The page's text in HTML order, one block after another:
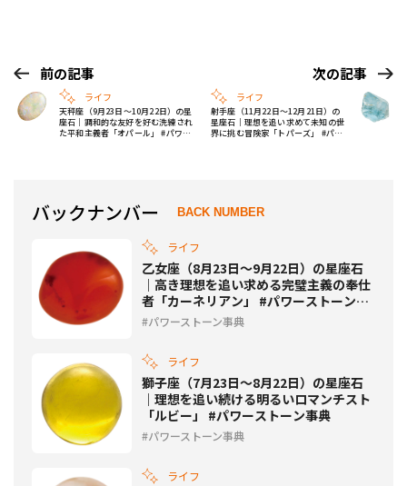
前の記事
ライフ
天秤座（9月23日〜10月22日）の星
座石｜調和的な友好を好む洗練され
た平和主義者「オパール」 #パワー
次の記事
ライフ
射手座（11月22日〜12月21日）の
星座石｜理想を追い求めて未知の世
界に挑む冒険家「トパーズ」 #パワ
バックナンバー BACK NUMBER
ライフ
乙女座（8月23日〜9月22日）の星座石
｜高き理想を追い求める完璧主義の奉仕
者「カーネリアン」 #パワーストーン事
典パワーストーン事典
ライフ
獅子座（7月23日〜8月22日）の星座石
｜理想を追い続ける明るいロマンチスト
「ルビー」 #パワーストーン事典
パワーストーン事典
ライフ